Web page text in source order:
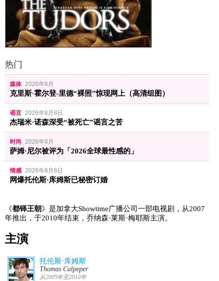
热门
媒体 2026年8月
克里斯·霍尔登-里德“裸照”惊现网上（高清组图）
谣言 2026年8月8日
杰瑞米·诺森深受“被死亡”谣言之苦
时尚 2026年8月
萨姆·尼尔被评为「2026全球最性感的」
情感 2026年8月8日
网爆托伦斯·库姆斯已秘密订婚
《都铎王朝》是加拿大Showtime广播公司一部电视剧，从2007
年推出，于2010年结束，乔纳森·莱斯·梅耶斯主演。
主演
托伦斯·库姆斯
Thomas Culpeper
从2009年至2010年